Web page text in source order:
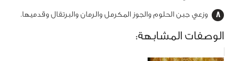
وزعي جبن الحلوم والجوز المكرمل والرمان والبرتقال وقدميها.
الوصفات المشابهة: